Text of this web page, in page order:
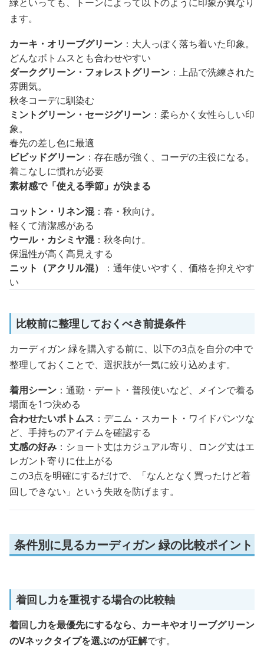
ます。
カーキ・オリーブグリーン ：大人っぽく落ち着いた印象。
どんなボトムスとも合わせやすい
ダークグリーン・フォレストグリーン ：上品で洗練された
雰囲気。
秋冬コーデに馴染む
ミントグリーン・セージグリーン ：柔らかく女性らしい印
象。
春先の差し色に最適
ビビッドグリーン ：存在感が強く、コーデの主役になる。
着こなしに慣れが必要
素材感で「使える季節」が決まる
コットン・リネン混：春・秋向け。
軽くて清潔感がある
ウール・カシミヤ混：秋冬向け。
保温性が高く高見えする
ニット（アクリル混）
：通年使いやすく、価格を抑えやす
い
比較前に整理しておくべき前提条件
カーディガン 緑を購入する前に、以下の3点を自分の中で
整理しておくことで、選択肢が一気に絞り込めます。
着用シーン ：通勤・デート・普段使いなど、メインで着る
場面を1つ決める
合わせたいボトムス ：デニム・スカート・ワイドパンツな
ど、手持ちのアイテムを確認する
丈感の好み ：ショート丈はカジュアル寄り、ロング丈はエ
レガント寄りに仕上がる
この3点を明確にするだけで、「なんとなく買ったけど着
回しできない」という失敗を防げます。
条件別に見るカーディガン 緑の比較ポイント
着回し力を重視する場合の比較軸
着回し力を最優先にするなら、カーキやオリーブグリーン
のVネックタイプを選ぶのが正解です。